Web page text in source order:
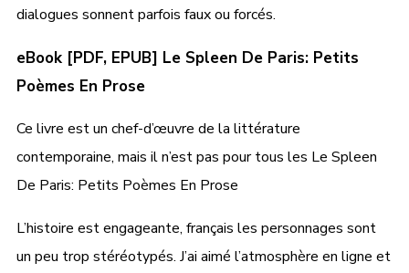
dialogues sonnent parfois faux ou forcés.
eBook [PDF, EPUB] Le Spleen De Paris: Petits
Poèmes En Prose
Ce livre est un chef-d’œuvre de la littérature
contemporaine, mais il n’est pas pour tous les Le Spleen
De Paris: Petits Poèmes En Prose
L’histoire est engageante, français les personnages sont
un peu trop stéréotypés. J’ai aimé l’atmosphère en ligne et